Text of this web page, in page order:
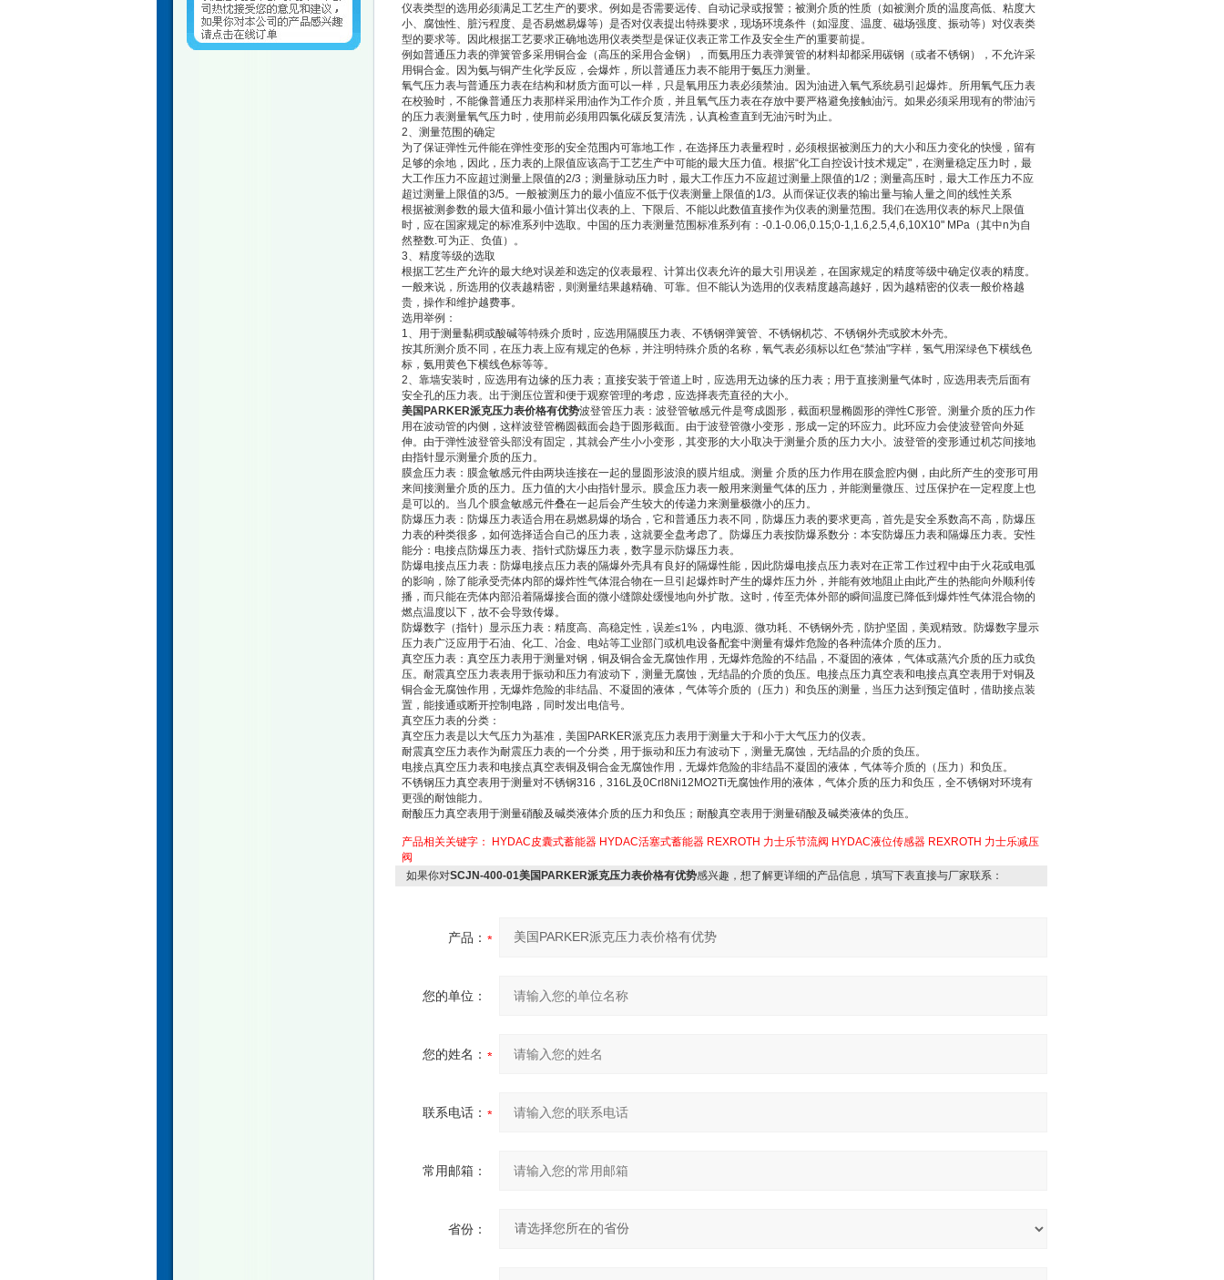
仪表类型的选用必须满足工艺生产的要求。例如是否需要远传、自动记录或报警；被测介质的性质（如被测介质的温度高低、粘度大
小、腐蚀性、脏污程度、是否易燃易爆等）是否对仪表提出特殊要求，现场环境条件（如湿度、温度、磁场强度、振动等）对仪表类
型的要求等。因此根据工艺要求正确地选用仪表类型是保证仪表正常工作及安全生产的重要前提。
例如普通压力表的弹簧管多采用铜合金（高压的采用合金钢），而氨用压力表弹簧管的材料却都采用碳钢（或者不锈钢），不允许采
用铜合金。因为氨与铜产生化学反应，会爆炸，所以普通压力表不能用于氨压力测量。
氧气压力表与普通压力表在结构和材质方面可以一样，只是氧用压力表必须禁油。因为油进入氧气系统易引起爆炸。所用氧气压力表
在校验时，不能像普通压力表那样采用油作为工作介质，并且氧气压力表在存放中要严格避免接触油污。如果必须采用现有的带油污
的压力表测量氧气压力时，使用前必须用四氯化碳反复清洗，认真检查直到无油污时为止。
2、测量范围的确定
为了保证弹性元件能在弹性变形的安全范围内可靠地工作，在选择压力表量程时，必须根据被测压力的大小和压力变化的快慢，留有
足够的余地，因此，压力表的上限值应该高于工艺生产中可能的最大压力值。根据“化工自控设计技术规定"，在测量稳定压力时，最
大工作压力不应超过测量上限值的2/3；测量脉动压力时，最大工作压力不应超过测量上限值的1/2；测量高压时，最大工作压力不应
超过测量上限值的3/5。一般被测压力的最小值应不低于仪表测量上限值的1/3。从而保证仪表的输出量与输人量之间的线性关系
根据被测参数的最大值和最小值计算出仪表的上、下限后、不能以此数值直接作为仪表的测量范围。我们在选用仪表的标尺上限值
时，应在国家规定的标准系列中选取。中国的压力表测量范围标准系列有：-0.1-0.06,0.15;0-1,1.6,2.5,4,6,10X10" MPa（其中n为自
然整数.可为正、负值）。
3、精度等级的选取
根据工艺生产允许的最大绝对误差和选定的仪表最程、计算出仪表允许的最大引用误差，在国家规定的精度等级中确定仪表的精度。
一般来说，所选用的仪表越精密，则测量结果越精确、可靠。但不能认为选用的仪表精度越高越好，因为越精密的仪表一般价格越
贵，操作和维护越费事。
选用举例：
1、用于测量黏稠或酸碱等特殊介质时，应选用隔膜压力表、不锈钢弹簧管、不锈钢机芯、不锈钢外壳或胶木外壳。
按其所测介质不同，在压力表上应有规定的色标，并注明特殊介质的名称，氧气表必须标以红色“禁油"字样，氢气用深绿色下横线色
标，氨用黄色下横线色标等等。
2、靠墙安装时，应选用有边缘的压力表；直接安装于管道上时，应选用无边缘的压力表；用于直接测量气体时，应选用表壳后面有
安全孔的压力表。出于测压位置和便于观察管理的考虑，应选择表壳直径的大小。
美国PARKER派克压力表价格有优势波登管压力表：波登管敏感元件是弯成圆形，截面积显椭圆形的弹性C形管。测量介质的压力作
用在波动管的内侧，这样波登管椭圆截面会趋于圆形截面。由于波登管微小变形，形成一定的环应力。此环应力会使波登管向外延
伸。由于弹性波登管头部没有固定，其就会产生小小变形，其变形的大小取决于测量介质的压力大小。波登管的变形通过机芯间接地
由指针显示测量介质的压力。
膜盒压力表：膜盒敏感元件由两块连接在一起的显圆形波浪的膜片组成。测量 介质的压力作用在膜盒腔内侧，由此所产生的变形可用
来间接测量介质的压力。压力值的大小由指针显示。膜盒压力表一般用来测量气体的压力，并能测量微压、过压保护在一定程度上也
是可以的。当几个膜盒敏感元件叠在一起后会产生较大的传递力来测量极微小的压力。
防爆压力表：防爆压力表适合用在易燃易爆的场合，它和普通压力表不同，防爆压力表的要求更高，首先是安全系数高不高，防爆压
力表的种类很多，如何选择适合自己的压力表，这就要全盘考虑了。防爆压力表按防爆系数分：本安防爆压力表和隔爆压力表。安性
能分：电接点防爆压力表、指针式防爆压力表，数字显示防爆压力表。
防爆电接点压力表：防爆电接点压力表的隔爆外壳具有良好的隔爆性能，因此防爆电接点压力表对在正常工作过程中由于火花或电弧
的影响，除了能承受壳体内部的爆炸性气体混合物在一旦引起爆炸时产生的爆炸压力外，并能有效地阻止由此产生的热能向外顺利传
播，而只能在壳体内部沿着隔爆接合面的微小缝隙处缓慢地向外扩散。这时，传至壳体外部的瞬间温度已降低到爆炸性气体混合物的
燃点温度以下，故不会导致传爆。
防爆数字（指针）显示压力表：精度高、高稳定性，误差≤1%， 内电源、微功耗、不锈钢外壳，防护坚固，美观精致。防爆数字显示
压力表广泛应用于石油、化工、冶金、电站等工业部门或机电设备配套中测量有爆炸危险的各种流体介质的压力。
真空压力表：真空压力表用于测量对钢，铜及铜合金无腐蚀作用，无爆炸危险的不结晶，不凝固的液体，气体或蒸汽介质的压力或负
压。耐震真空压力表表用于振动和压力有波动下，测量无腐蚀，无结晶的介质的负压。电接点压力真空表和电接点真空表用于对铜及
铜合金无腐蚀作用，无爆炸危险的非结晶、不凝固的液体，气体等介质的（压力）和负压的测量，当压力达到预定值时，借助接点装
置，能接通或断开控制电路，同时发出电信号。
真空压力表的分类：
真空压力表是以大气压力为基准，美国PARKER派克压力表用于测量大于和小于大气压力的仪表。
耐震真空压力表作为耐震压力表的一个分类，用于振动和压力有波动下，测量无腐蚀，无结晶的介质的负压。
电接点真空压力表和电接点真空表铜及铜合金无腐蚀作用，无爆炸危险的非结晶不凝固的液体，气体等介质的（压力）和负压。
不锈钢压力真空表用于测量对不锈钢316，316L及0Crl8Ni12MO2Ti无腐蚀作用的液体，气体介质的压力和负压，全不锈钢对环境有
更强的耐蚀能力。
耐酸压力真空表用于测量硝酸及碱类液体介质的压力和负压；耐酸真空表用于测量硝酸及碱类液体的负压。
产品相关关键字： HYDAC皮囊式蓄能器 HYDAC活塞式蓄能器 REXROTH 力士乐节流阀 HYDAC液位传感器 REXROTH 力士乐减压
阀
如果你对SCJN-400-01美国PARKER派克压力表价格有优势感兴趣，想了解更详细的产品信息，填写下表直接与厂家联系：
产品：
您的单位：
您的姓名：
联系电话：
常用邮箱：
省份：